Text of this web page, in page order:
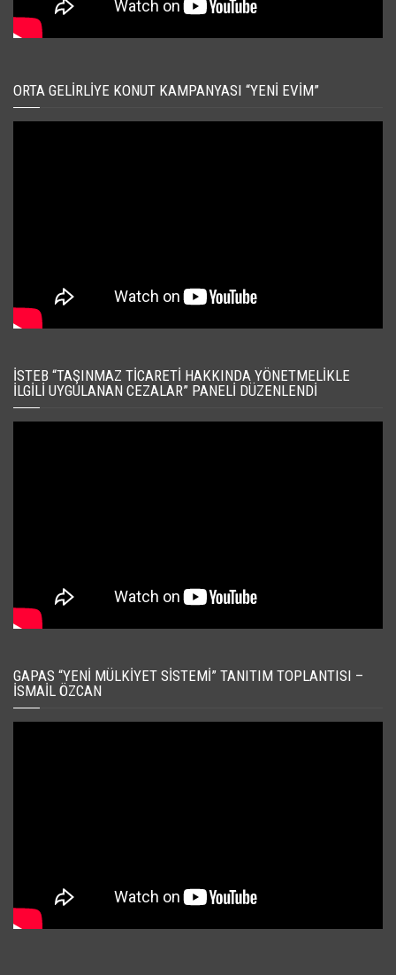
ORTA GELIRLIYE KONUT KAMPANYASI “YENI EVIM”
İSTEB “TAŞINMAZ TICARETI HAKKINDA YÖNETMELIKLE
İLGILI UYGULANAN CEZALAR” PANELI DÜZENLENDI
GAPAS “YENI MÜLKIYET SISTEMI” TANITIM TOPLANTISI –
İSMAIL ÖZCAN